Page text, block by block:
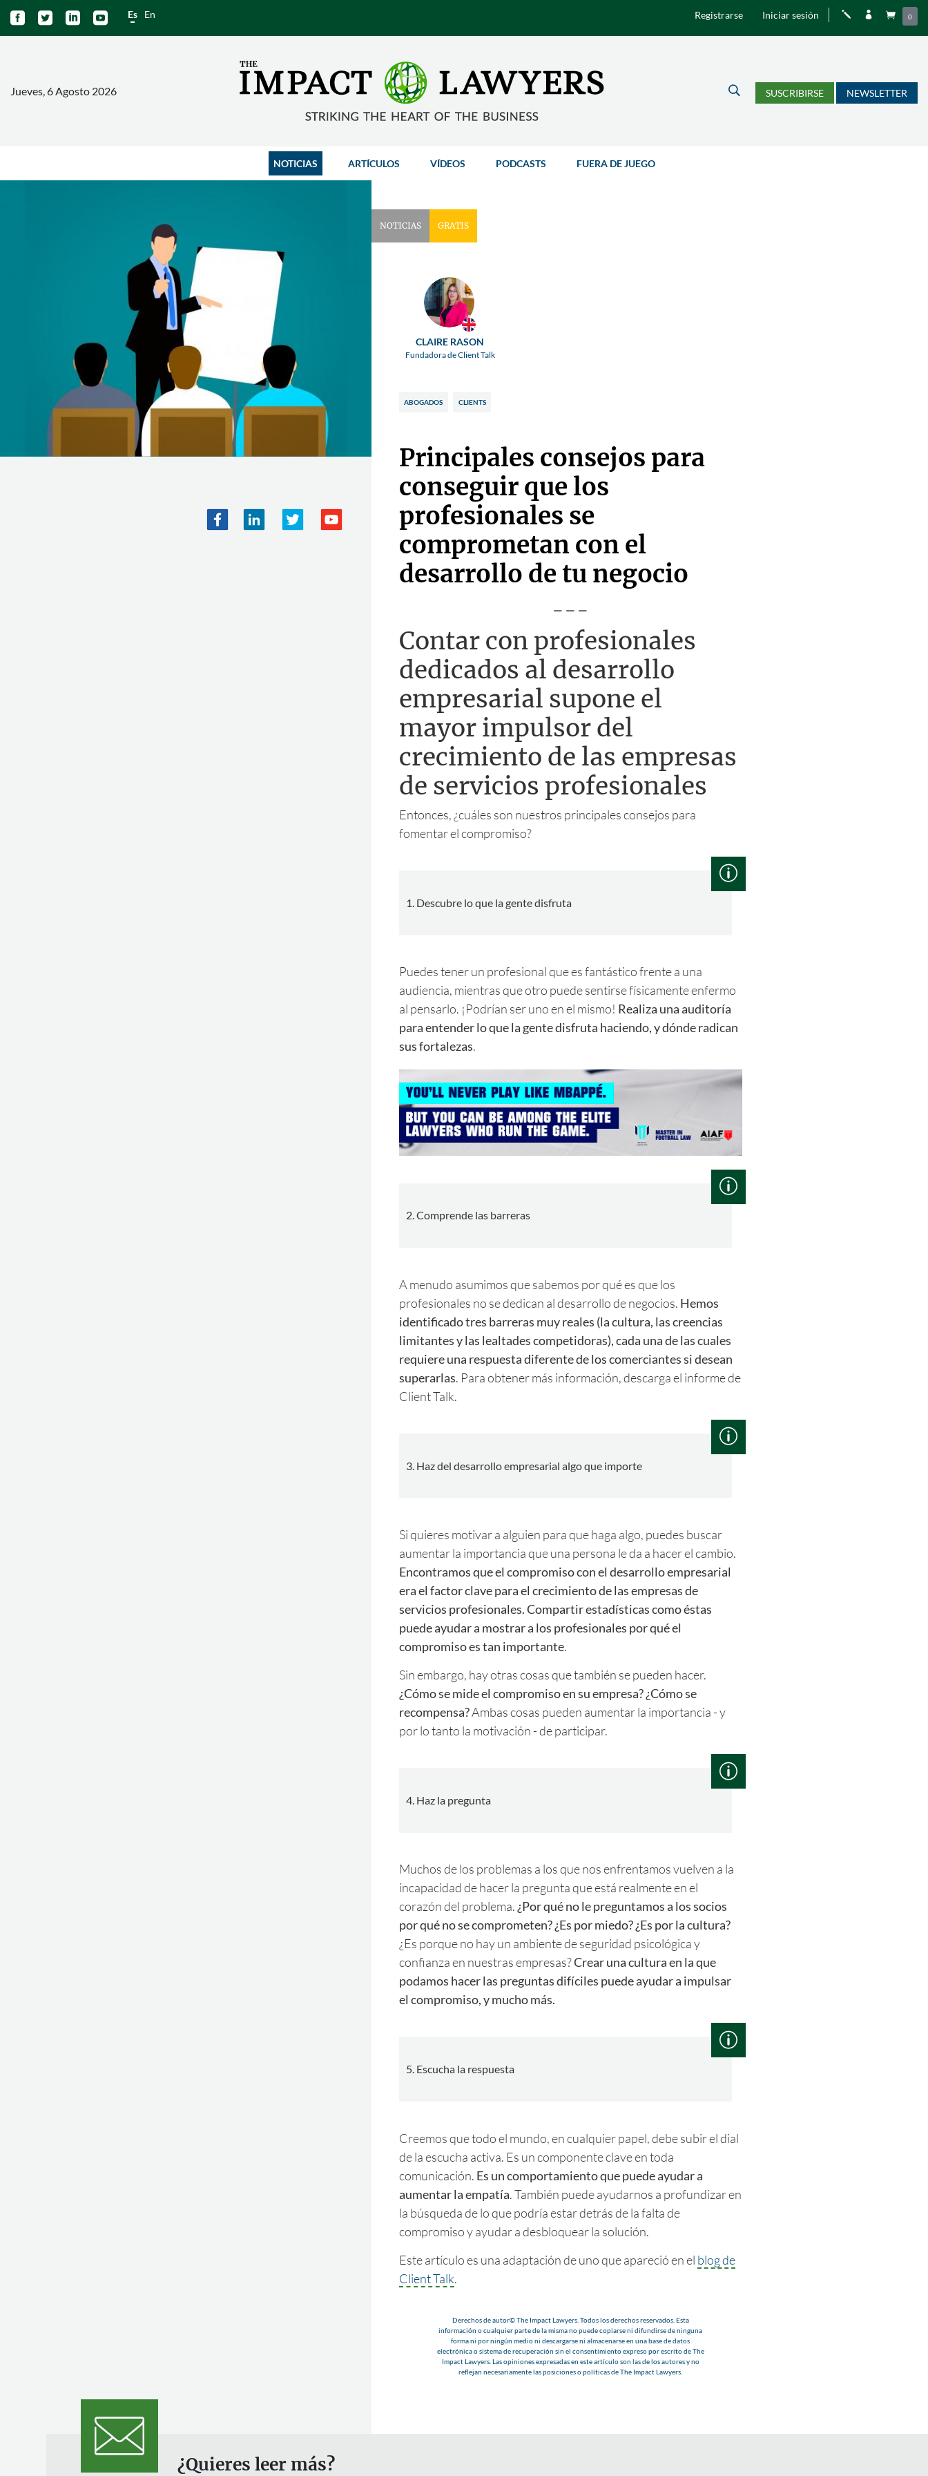
    Es En Registrarse Iniciar sesión j   0
Jueves, 6 Agosto 2026 U SUSCRIBIRSE NEWSLETTER
NOTICIAS ARTÍCULOS VÍDEOS PODCASTS FUERA DE JUEGO
NOTICIAS GRATIS
CLAIRE RASON
Fundadora de Client Talk
ABOGADOS CLIENTS
Principales consejos para
conseguir que los
profesionales se
comprometan con el
desarrollo de tu negocio
---
Contar con profesionales
dedicados al desarrollo
empresarial supone el
mayor impulsor del
crecimiento de las empresas
de servicios profesionales
Entonces, ¿cuáles son nuestros principales consejos para
fomentar el compromiso?
1. Descubre lo que la gente disfruta
Puedes tener un profesional que es fantástico frente a una
audiencia, mientras que otro puede sentirse físicamente enfermo
al pensarlo. ¡Podrían ser uno en el mismo! Realiza una auditoría
para entender lo que la gente disfruta haciendo, y dónde radican
sus fortalezas.
2. Comprende las barreras
A menudo asumimos que sabemos por qué es que los
profesionales no se dedican al desarrollo de negocios. Hemos
identificado tres barreras muy reales (la cultura, las creencias
limitantes y las lealtades competidoras), cada una de las cuales
requiere una respuesta diferente de los comerciantes si desean
superarlas. Para obtener más información, descarga el informe de
Client Talk.
3. Haz del desarrollo empresarial algo que importe
Si quieres motivar a alguien para que haga algo, puedes buscar
aumentar la importancia que una persona le da a hacer el cambio.
Encontramos que el compromiso con el desarrollo empresarial
era el factor clave para el crecimiento de las empresas de
servicios profesionales. Compartir estadísticas como éstas
puede ayudar a mostrar a los profesionales por qué el
compromiso es tan importante.
Sin embargo, hay otras cosas que también se pueden hacer.
¿Cómo se mide el compromiso en su empresa? ¿Cómo se
recompensa?Ambas cosas pueden aumentar la importancia - y
por lo tanto la motivación - de participar.
4. Haz la pregunta
Muchos de los problemas a los que nos enfrentamos vuelven a la
incapacidad de hacer la pregunta que está realmente en el
corazón del problema.¿Por qué no le preguntamos a los socios
por qué no se comprometen? ¿Es por miedo? ¿Es por la cultura?
¿Es porque no hay un ambiente de seguridad psicológica y
confianza en nuestras empresas?Crear una cultura en la que
podamos hacer las preguntas difíciles puede ayudar a impulsar
el compromiso, y mucho más.
5. Escucha la respuesta
Creemos que todo el mundo, en cualquier papel, debe subir el dial
de la escucha activa. Es un componente clave en toda
comunicación. Es un comportamiento que puede ayudar a
aumentar la empatía. También puede ayudarnos a profundizar en
la búsqueda de lo que podría estar detrás de la falta de
compromiso y ayudar a desbloquear la solución.
Este artículo es una adaptación de uno que apareció en el blog de
Client Talk.
Derechos de autor© The Impact Lawyers. Todos los derechos reservados. Esta
información o cualquier parte de la misma no puede copiarse ni difundirse de ninguna
forma ni por ningún medio ni descargarse ni almacenarse en una base de datos
electrónica o sistema de recuperación sin el consentimiento expreso por escrito de The
Impact Lawyers. Las opiniones expresadas en este artículo son las de los autores y no
reflejan necesariamente las posiciones o políticas de The Impact Lawyers.
¿Quieres leer más?